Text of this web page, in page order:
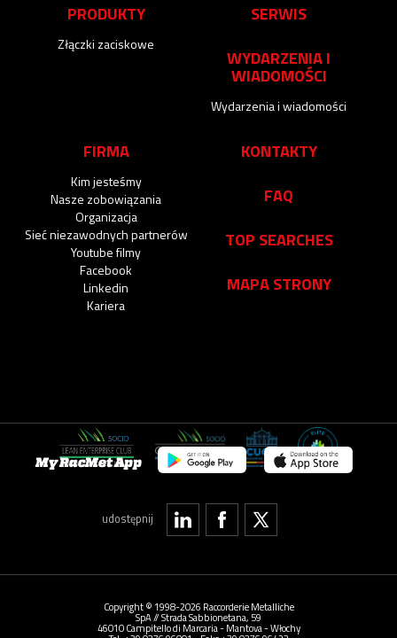
PRODUKTY
Złączki zaciskowe
SERWIS
WYDARZENIA I
WIADOMOŚCI
Wydarzenia i wiadomości
FIRMA
Kim jesteśmy
Nasze zobowiązania
Organizacja
Sieć niezawodnych partnerów
Youtube filmy
Facebook
Linkedin
Kariera
KONTAKTY
FAQ
TOP SEARCHES
MAPA STRONY
udostępnij
My RacMet App
Copyright © 1998-2026 Raccorderie Metalliche
SpA // Strada Sabbionetana, 59
46010 Campitello di Marcaria - Mantova - Włochy